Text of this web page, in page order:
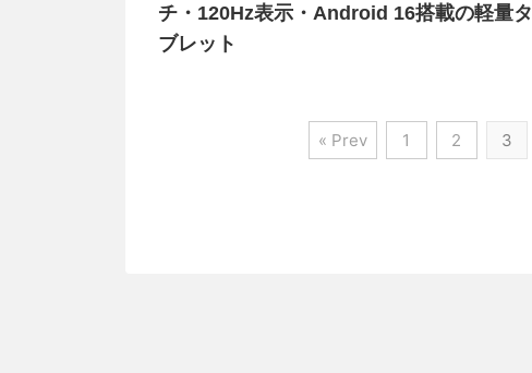
チ・120Hz表示・Android 16搭載の軽量タ
ブレット
« Prev 1 2 3